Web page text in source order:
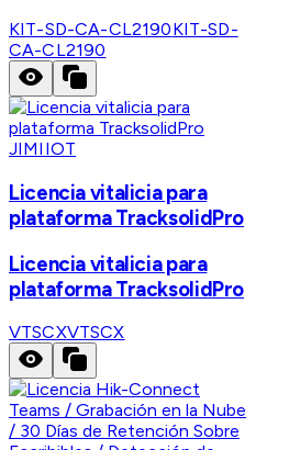
KIT-SD-CA-CL2190KIT-SD-
CA-CL2190
JIMIIOT
Licencia vitalicia para
plataforma TracksolidPro
Licencia vitalicia para
plataforma TracksolidPro
VTSCXVTSCX